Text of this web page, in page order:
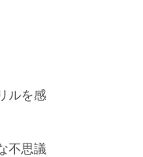
ルを感
不思議